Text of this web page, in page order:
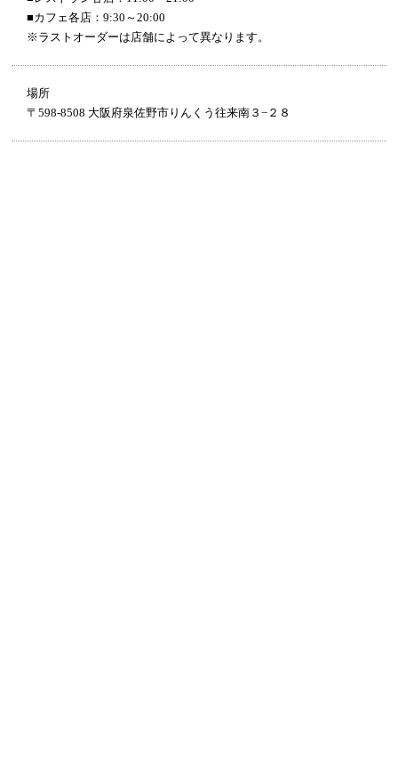
■カフェ各店：9:30～20:00
※ラストオーダーは店舗によって異なります。
場所
〒598-8508 大阪府泉佐野市りんくう往来南３−２８